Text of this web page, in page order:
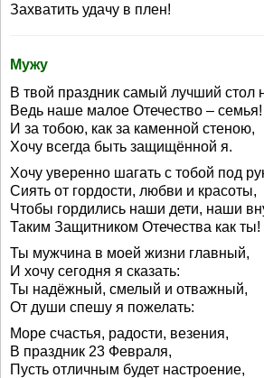
Захватить удачу в плен!
Мужу
В твой праздник самый лучший стол
Ведь наше малое Отечество – семья!
И за тобою, как за каменной стеною,
Хочу всегда быть защищённой я.
Хочу уверенно шагать с тобой под
Сиять от гордости, любви и красоты,
Чтобы гордились наши дети, наши
Таким Защитником Отечества как ты!
Ты мужчина в моей жизни главный,
И хочу сегодня я сказать:
Ты надёжный, смелый и отважный,
От души спешу я пожелать:
Море счастья, радости, везения,
В праздник 23 Февраля,
Пусть отличным будет настроение,